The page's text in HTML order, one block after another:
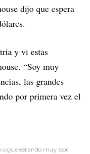
dijo que espera
y vi estas
“Soy muy
las grandes
por primera vez el
sigue estando muy por